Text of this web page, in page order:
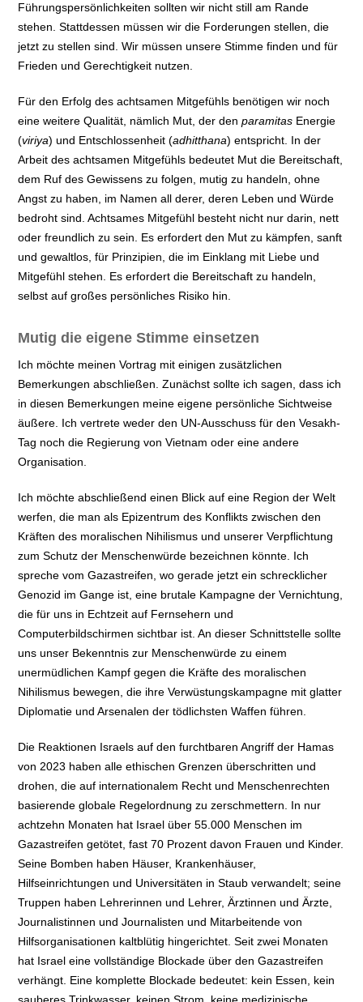
Führungspersönlichkeiten sollten wir nicht still am Rande
stehen. Stattdessen müssen wir die Forderungen stellen, die
jetzt zu stellen sind. Wir müssen unsere Stimme finden und für
Frieden und Gerechtigkeit nutzen.
Für den Erfolg des achtsamen Mitgefühls benötigen wir noch
eine weitere Qualität, nämlich Mut, der denparamitas Energie
(viriya) und Entschlossenheit (adhitthana) entspricht. In der
Arbeit des achtsamen Mitgefühls bedeutet Mut die Bereitschaft,
dem Ruf des Gewissens zu folgen, mutig zu handeln, ohne
Angst zu haben, im Namen all derer, deren Leben und Würde
bedroht sind. Achtsames Mitgefühl besteht nicht nur darin, nett
oder freundlich zu sein. Es erfordert den Mut zu kämpfen, sanft
und gewaltlos, für Prinzipien, die im Einklang mit Liebe und
Mitgefühl stehen. Es erfordert die Bereitschaft zu handeln,
selbst auf großes persönliches Risiko hin.
Mutig die eigene Stimme einsetzen
Ich möchte meinen Vortrag mit einigen zusätzlichen
Bemerkungen abschließen. Zunächst sollte ich sagen, dass ich
in diesen Bemerkungen meine eigene persönliche Sichtweise
äußere. Ich vertrete weder den UN-Ausschuss für den Vesakh-
Tag noch die Regierung von Vietnam oder eine andere
Organisation.
Ich möchte abschließend einen Blick auf eine Region der Welt
werfen, die man als Epizentrum des Konflikts zwischen den
Kräften des moralischen Nihilismus und unserer Verpflichtung
zum Schutz der Menschenwürde bezeichnen könnte. Ich
spreche vom Gazastreifen, wo gerade jetzt ein schrecklicher
Genozid im Gange ist, eine brutale Kampagne der Vernichtung,
die für uns in Echtzeit auf Fernsehern und
Computerbildschirmen sichtbar ist. An dieser Schnittstelle sollte
uns unser Bekenntnis zur Menschenwürde zu einem
unermüdlichen Kampf gegen die Kräfte des moralischen
Nihilismus bewegen, die ihre Verwüstungskampagne mit glatter
Diplomatie und Arsenalen der tödlichsten Waffen führen.
Die Reaktionen Israels auf den furchtbaren Angriff der Hamas
von 2023 haben alle ethischen Grenzen überschritten und
drohen, die auf internationalem Recht und Menschenrechten
basierende globale Regelordnung zu zerschmettern. In nur
achtzehn Monaten hat Israel über 55.000 Menschen im
Gazastreifen getötet, fast 70 Prozent davon Frauen und Kinder.
Seine Bomben haben Häuser, Krankenhäuser,
Hilfseinrichtungen und Universitäten in Staub verwandelt; seine
Truppen haben Lehrerinnen und Lehrer, Ärztinnen und Ärzte,
Journalistinnen und Journalisten und Mitarbeitende von
Hilfsorganisationen kaltblütig hingerichtet. Seit zwei Monaten
hat Israel eine vollständige Blockade über den Gazastreifen
verhängt. Eine komplette Blockade bedeutet: kein Essen, kein